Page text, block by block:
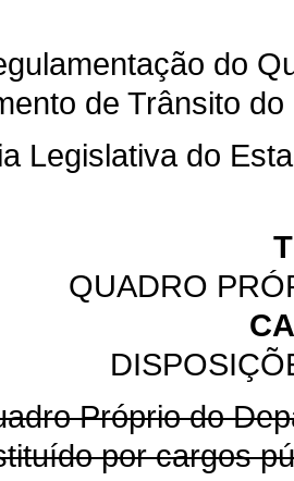
do
de Trânsito
Legislativa do
QUADRO
Próprio do
por cargos